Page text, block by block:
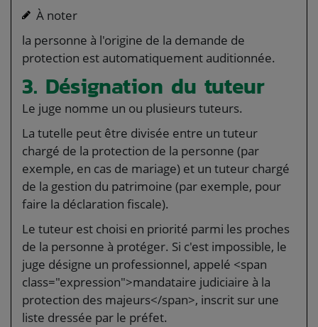
À noter
la personne à l'origine de la demande de
protection est automatiquement auditionnée.
3. Désignation du tuteur
Le juge nomme un ou plusieurs tuteurs.
La tutelle peut être divisée entre un tuteur
chargé de la protection de la personne (par
exemple, en cas de mariage) et un tuteur chargé
de la gestion du patrimoine (par exemple, pour
faire la déclaration fiscale).
Le tuteur est choisi en priorité parmi les proches
de la personne à protéger. Si c'est impossible, le
juge désigne un professionnel, appelé <span
class="expression">mandataire judiciaire à la
protection des majeurs</span>, inscrit sur une
liste dressée par le préfet.